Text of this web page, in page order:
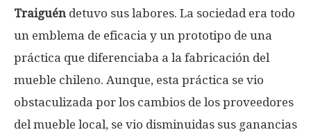
Traiguén detuvo sus labores. La sociedad era todo
un emblema de eficacia y un prototipo de una
práctica que diferenciaba a la fabricación del
mueble chileno. Aunque, esta práctica se vio
obstaculizada por los cambios de los proveedores
del mueble local, se vio disminuidas sus ganancias